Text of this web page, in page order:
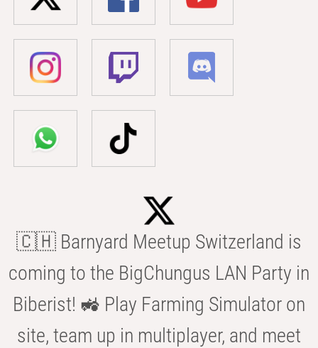
🇨🇭 Barnyard Meetup Switzerland is
coming to the BigChungus LAN Party in
Biberist! 🚜 Play Farming Simulator on
site, team up in multiplayer, and meet